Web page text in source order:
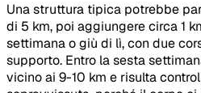
Una struttura tipica potrebbe
di 5 km, poi aggiungere circa 1
settimana o giù di lì, con due
supporto. Entro la sesta
vicino ai 9-10 km e risulta